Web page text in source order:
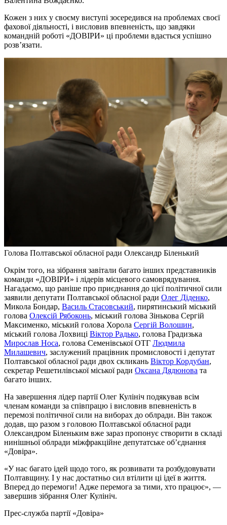
Кожен з них у своєму виступі зосередився на проблемах своєї
фахової діяльності, і висловив впевненість, що завдяки
командній роботі «ДОВІРИ» ці проблеми вдасться успішно
розв’язати.
Голова Полтавської обласної ради Олександр Біленький
Окрім того, на зібрання завітали багато інших представників
команди «ДОВІРИ» і лідерів місцевого самоврядування.
Нагадаємо, що раніше про приєднання до цієї політичної сили
заявили депутати Полтавської обласної ради Олег Діденко,
Микола Бондар, Василь Стасовський, пирятинський міський
голова Олексій Рябоконь, міський голова Зінькова Сергій
Максименко, міський голова Хорола Сергій Волошин,
міський голова Лохвиці Віктор Радько, голова Градизька
Мирослав Носа, голова Семенівської ОТГ Людмила
Милашевич, заслужений працівник промисловості і депутат
Полтавської обласної ради двох скликань Віктор Кордубан,
секретар Решетилівської міської ради Оксана Дядюнова та
багато інших.
На завершення лідер партії Олег Кулініч подякував всім
членам команди за співпрацю і висловив впевненість в
перемозі політичної сили на виборах до облради. Він також
додав, що разом з головою Полтавської обласної ради
Олександром Біленьким вже зараз пропонує створити в складі
нинішньої облради міжфракційне депутатське об’єднання
«Довіра».
«У нас багато ідей щодо того, як розвивати та розбудовувати
Полтавщину. І у нас достатньо сил втілити ці ідеї в життя.
Вперед до перемоги! Адже перемога за тими, хто працює», —
завершив зібрання Олег Кулініч.
Прес-служба партії «Довіра»